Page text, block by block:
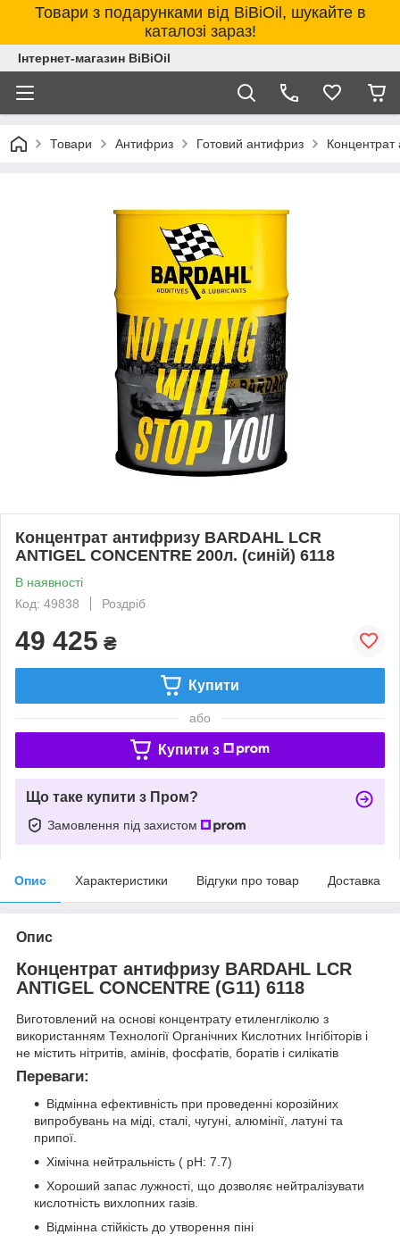
Товари з подарунками від BiBiOil, шукайте в
каталозі зараз!
Інтернет-магазин BiBiOil
Товари Антифриз Готовий антифриз Концентрат
Концентрат антифризу BARDAHL LCR
ANTIGEL CONCENTRE 200л. (синій) 6118
В наявності
Код: 49838
Роздріб
49 425 ₴
Купити
або
Купити з
Що таке купити з Пром?
Замовлення під захистом
Опис Характеристики Відгуки про товар Доставка
Опис
Концентрат антифризу BARDAHL LCR
ANTIGEL CONCENTRE (G11) 6118
Виготовлений на основі концентрату етиленгліколю з
використанням Технології Органічних Кислотних Інгібіторів і
не містить нітритів, амінів, фосфатів, боратів і силікатів
Переваги:
Відмінна ефективність при проведенні корозійних
випробувань на міді, сталі, чугуні, алюмінії, латуні та
припої.
Хімічна нейтральність ( pH: 7.7)
Хороший запас лужності, що дозволяє нейтралізувати
кислотність вихлопних газів.
Відмінна стійкість до утворення піні